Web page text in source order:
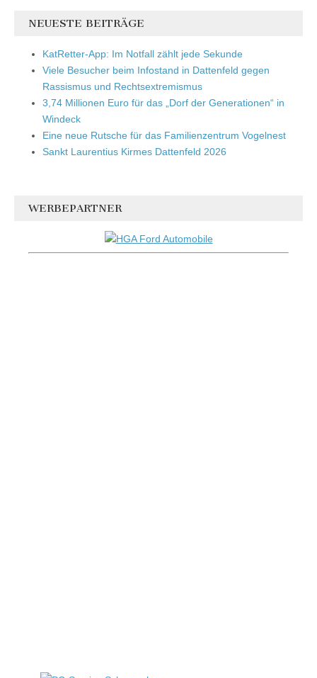
NEUESTE BEITRÄGE
KatRetter-App: Im Notfall zählt jede Sekunde
Viele Besucher beim Infostand in Dattenfeld gegen
Rassismus und Rechtsextremismus
3,74 Millionen Euro für das „Dorf der Generationen“ in
Windeck
Eine neue Rutsche für das Familienzentrum Vogelnest
Sankt Laurentius Kirmes Dattenfeld 2026
WERBEPARTNER